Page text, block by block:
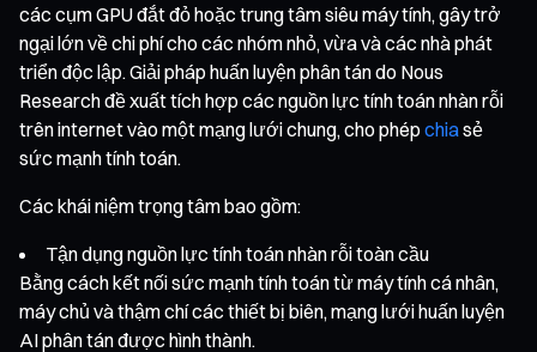
các cụm GPU đắt đỏ hoặc trung tâm siêu máy tính, gây trở
ngại lớn về chi phí cho các nhóm nhỏ, vừa và các nhà phát
triển độc lập. Giải pháp huấn luyện phân tán do Nous
Research đề xuất tích hợp các nguồn lực tính toán nhàn rỗi
trên internet vào một mạng lưới chung, cho phép chiasẻ
sức mạnh tính toán.
Các khái niệm trọng tâm bao gồm:
Tận dụng nguồn lực tính toán nhàn rỗi toàn cầu
Bằng cách kết nối sức mạnh tính toán từ máy tính cá nhân,
máy chủ và thậm chí các thiết bị biên, mạng lưới huấn luyện
AI phân tán được hình thành.